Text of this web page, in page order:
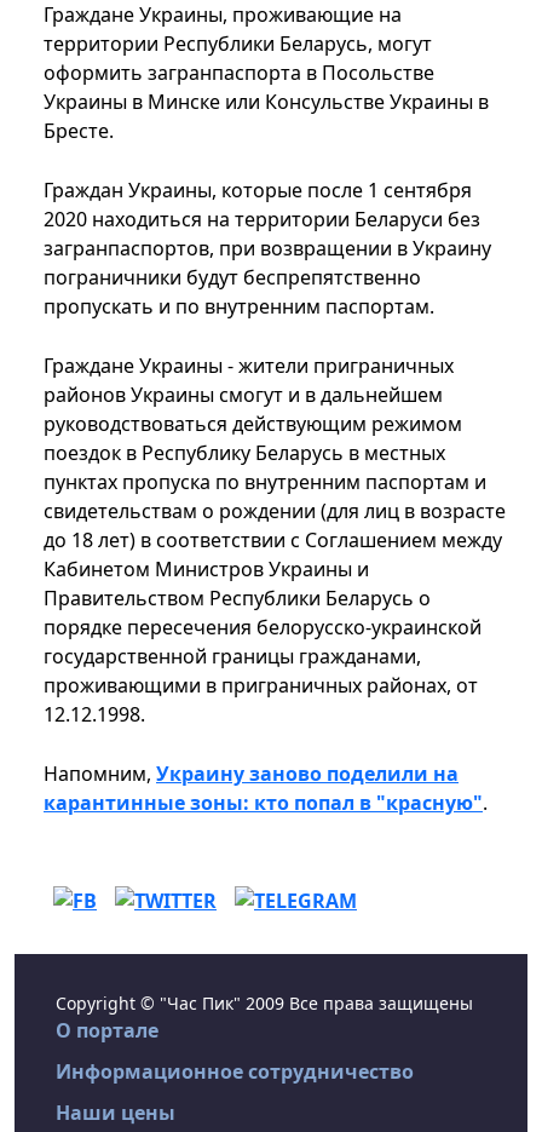
Граждане Украины, проживающие на
территории Республики Беларусь, могут
оформить загранпаспорта в Посольстве
Украины в Минске или Консульстве Украины в
Бресте.
Граждан Украины, которые после 1 сентября
2020 находиться на территории Беларуси без
загранпаспортов, при возвращении в Украину
пограничники будут беспрепятственно
пропускать и по внутренним паспортам.
Граждане Украины - жители приграничных
районов Украины смогут и в дальнейшем
руководствоваться действующим режимом
поездок в Республику Беларусь в местных
пунктах пропуска по внутренним паспортам и
свидетельствам о рождении (для лиц в возрасте
до 18 лет) в соответствии с Соглашением между
Кабинетом Министров Украины и
Правительством Республики Беларусь о
порядке пересечения белорусско-украинской
государственной границы гражданами,
проживающими в приграничных районах, от
12.12.1998.
Напомним, Украину заново поделили на
карантинные зоны: кто попал в "красную".
Copyright © "Час Пик" 2009 Все права защищены
О портале
Информационное сотрудничество
Наши цены